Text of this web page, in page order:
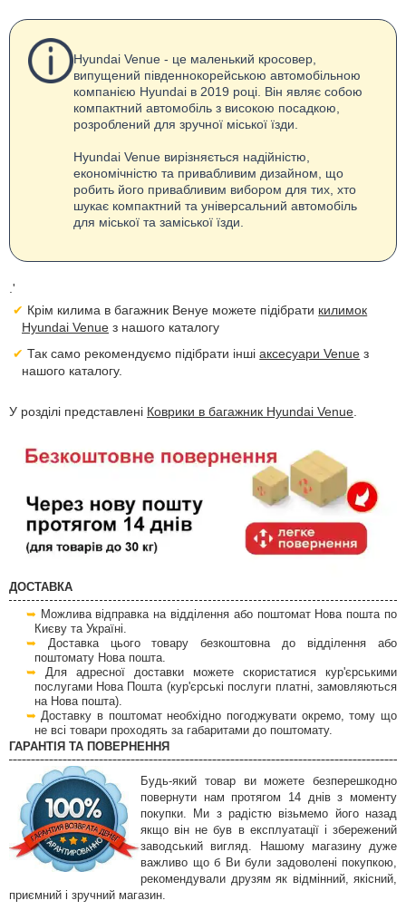
Hyundai Venue - це маленький кросовер,
випущений південнокорейською автомобільною
компанією Hyundai в 2019 році. Він являє собою
компактний автомобіль з високою посадкою,
розроблений для зручної міської їзди.
Hyundai Venue вирізняється надійністю,
економічністю та привабливим дизайном, що
робить його привабливим вибором для тих, хто
шукає компактний та універсальний автомобіль
для міської та заміської їзди.
.'
Крім килима в багажник Венуе можете підібрати килимок
Hyundai Venue з нашого каталогу
Так само рекомендуємо підібрати іншіаксесуари Venue з
нашого каталогу.
У розділі представлені Коврики в багажник Hyundai Venue
ДОСТАВКА
Можлива відправка на відділення або поштомат Нова пошта по
Києву та Україні.
Доставка цього товару безкоштовна до відділення або
поштомату Нова пошта.
Для адресної доставки можете скористатися кур'єрськими
послугами Нова Пошта (кур'єрські послуги платні, замовляються
на Нова пошта).
Доставку в поштомат необхідно погоджувати окремо, тому що
не всі товари проходять за габаритами до поштомату.
ГАРАНТІЯ ТА ПОВЕРНЕННЯ
Будь-який товар ви можете безперешкодно
повернути нам протягом 14 днів з моменту
покупки. Ми з радістю візьмемо його назад
якщо він не був в експлуатації і збережений
заводський вигляд. Нашому магазину дуже
важливо що б Ви були задоволені покупкою,
рекомендували друзям як відмінний, якісний,
приємний і зручний магазин.